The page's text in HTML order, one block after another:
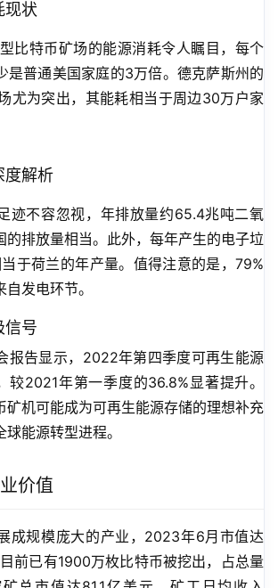
现状
比特币矿场的能源消耗令人瞩目，每个
是普通美国家庭的3万倍。德克萨斯州的
尤为突出，其能耗相当于周边30万户家
度解析
迹不容忽视，年排放量约65.4兆吨二氧
的排放量相当。此外，每年产生的电子垃
于荷兰的年产量。值得注意的是，79%
发电环节。
信号
报告显示，2022年第四季度可再生能源
较2021年第一季度的36.8%显著提升。
矿机可能成为可再生能源存储的理想补充
能源转型进程。
价值
成规模庞大的产业，2023年6月市值达
前已有1900万枚比特币被挖出，占总量